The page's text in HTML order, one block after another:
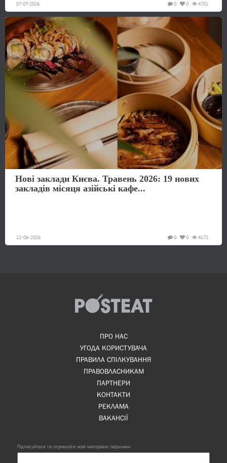
07-07-2026 4781
0
0
Нові заклади Києва. Травень 2026: 19 нових
закладів місяця азійські кафе...
12-06-2026 4172
0
0
ПРО НАС
УГОДА КОРИСТУВАЧА
ПРАВИЛА СПІЛКУВАННЯ
ПРАВОВЛАСНИКАМ
ПАРТНЕРИ
КОНТАКТИ
РЕКЛАМА
ВАКАНСІЇ
Підписуйтеся та отримуйте нові матеріали першими